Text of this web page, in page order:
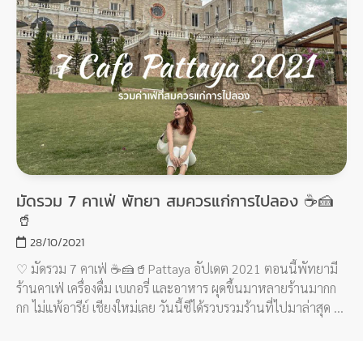
มัดรวม 7 คาเฟ่ พัทยา สมควรแก่การไปลอง ☕️🍰
🥤
28/10/2021
♡︎ มัดรวม 7 คาเฟ่ ☕️🍰🥤Pattaya อัปเดต 2021 ตอนนี้พัทยามี
ร้านคาเฟ่ เครื่องดื่ม เบเกอรี่ และอาหาร ผุดขึ้นมาหลายร้านมากก
กก ไม่แพ้อารีย์ เชียงใหม่เลย วันนี้ซีได้รวบรวมร้านที่ไปมาล่าสุด ที่